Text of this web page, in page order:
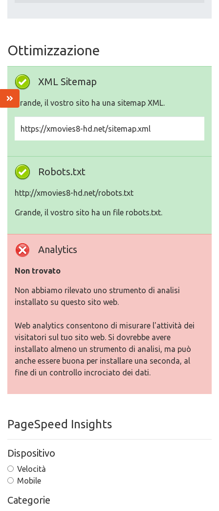
Ottimizzazione
XML Sitemap
Grande, il vostro sito ha una sitemap XML.
https://xmovies8-hd.net/sitemap.xml
Robots.txt
http://xmovies8-hd.net/robots.txt
Grande, il vostro sito ha un file robots.txt.
Analytics
Non trovato
Non abbiamo rilevato uno strumento di analisi
installato su questo sito web.
Web analytics consentono di misurare l'attività dei
visitatori sul tuo sito web. Si dovrebbe avere
installato almeno un strumento di analisi, ma può
anche essere buona per installare una seconda, al
fine di un controllo incrociato dei dati.
PageSpeed Insights
Dispositivo
Velocità
Mobile
Categorie